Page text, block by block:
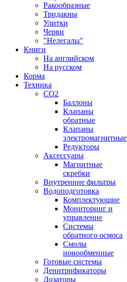
Ракообразные
Тридакны
Улитки
Черви
"Нелегалы"
Книги
На английском
На русском
Корма
Техника
CO2
Баллоны
Клапаны
обратные
Клапаны
электромагнитные
Редукторы
Аксессуары
Магнитные
скребки
Внутренние фильтры
Водоподготовка
Комплектующие
Мониторинг и
управление
Системы
обратного осмоса
Смолы
ионообменные
Готовые системы
Денитрификаторы
Дозаторы